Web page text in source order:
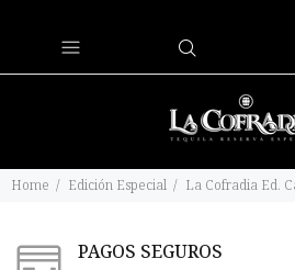
Home Edición Especial La Cofradia Ed.
PAGOS SEGUROS